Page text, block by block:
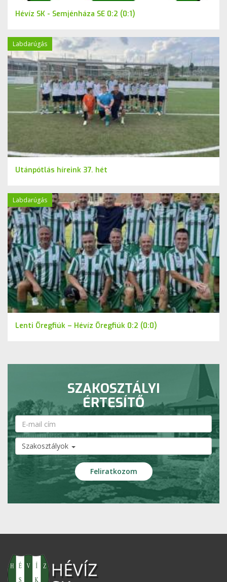
Hévíz SK - Semjénháza SE 0:2 (0:1)
Labdarúgás
Utánpótlás híreink 37. hét
Labdarúgás
Lenti Öregfiúk – Hévíz Öregfiúk 0:2 (0:0)
SZAKOSZTÁLYI
ÉRTESÍTŐ
Szakosztályok